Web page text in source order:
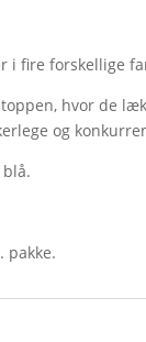
i fire forskellige
hvor de
og
blå.
pakke.